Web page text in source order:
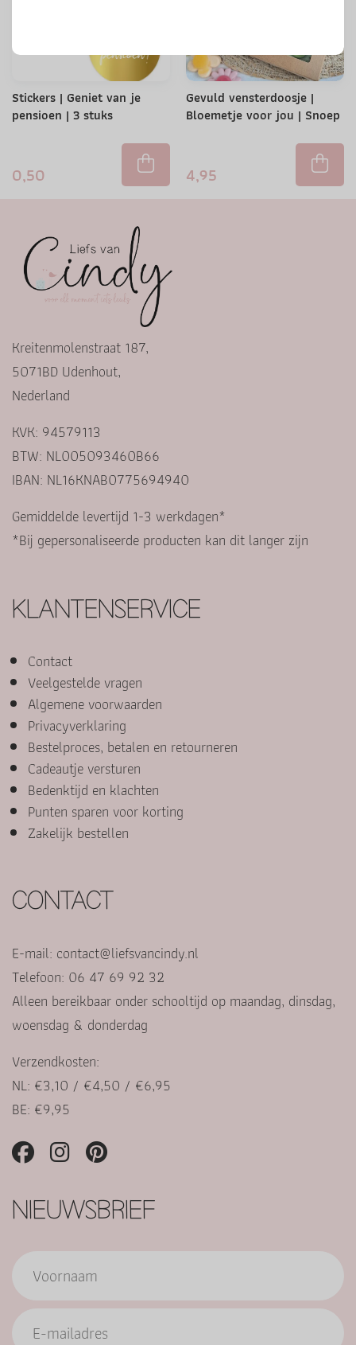
Stickers | Geniet van je
pensioen | 3 stuks
0,50
Gevuld vensterdoosje |
Bloemetje voor jou | Snoep
4,95
Kreitenmolenstraat 187,
5071BD Udenhout,
Nederland
KVK: 94579113
BTW: NL005093460B66
IBAN: NL16KNAB0775694940
Gemiddelde levertijd 1-3 werkdagen*
*Bij gepersonaliseerde producten kan dit langer zijn
KLANTENSERVICE
Contact
Veelgestelde vragen
Algemene voorwaarden
Privacyverklaring
Bestelproces, betalen en retourneren
Cadeautje versturen
Bedenktijd en klachten
Punten sparen voor korting
Zakelijk bestellen
CONTACT
E-mail: contact@liefsvancindy.nl
Telefoon: 06 47 69 92 32
Alleen bereikbaar onder schooltijd op maandag, dinsdag,
woensdag & donderdag
Verzendkosten:
NL: €3,10 / €4,50 / €6,95
BE: €9,95
NIEUWSBRIEF